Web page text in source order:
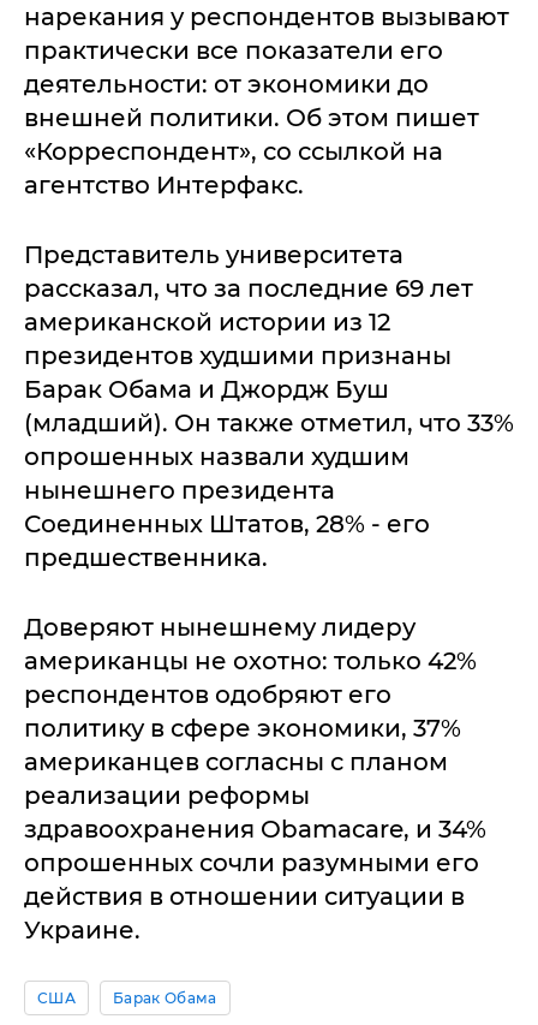
нарекания у респондентов вызывают
практически все показатели его
деятельности: от экономики до
внешней политики. Об этом пишет
«Корреспондент», со ссылкой на
агентство Интерфакс.
Представитель университета
рассказал, что за последние 69 лет
американской истории из 12
президентов худшими признаны
Барак Обама и Джордж Буш
(младший). Он также отметил, что 33%
опрошенных назвали худшим
нынешнего президента
Соединенных Штатов, 28% - его
предшественника.
Доверяют нынешнему лидеру
американцы не охотно: только 42%
респондентов одобряют его
политику в сфере экономики, 37%
американцев согласны с планом
реализации реформы
здравоохранения Obamacare, и 34%
опрошенных сочли разумными его
действия в отношении ситуации в
Украине.
США Барак Обама